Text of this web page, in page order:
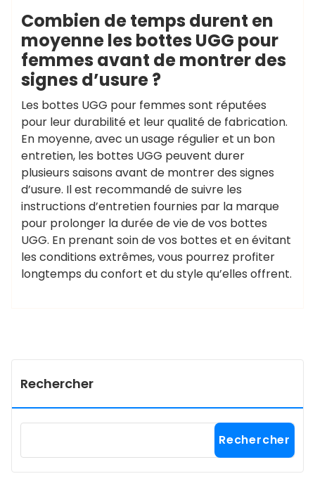
Combien de temps durent en
moyenne les bottes UGG pour
femmes avant de montrer des
signes d’usure ?
Les bottes UGG pour femmes sont réputées
pour leur durabilité et leur qualité de fabrication.
En moyenne, avec un usage régulier et un bon
entretien, les bottes UGG peuvent durer
plusieurs saisons avant de montrer des signes
d’usure. Il est recommandé de suivre les
instructions d’entretien fournies par la marque
pour prolonger la durée de vie de vos bottes
UGG. En prenant soin de vos bottes et en évitant
les conditions extrêmes, vous pourrez profiter
longtemps du confort et du style qu’elles offrent.
Rechercher
Rechercher